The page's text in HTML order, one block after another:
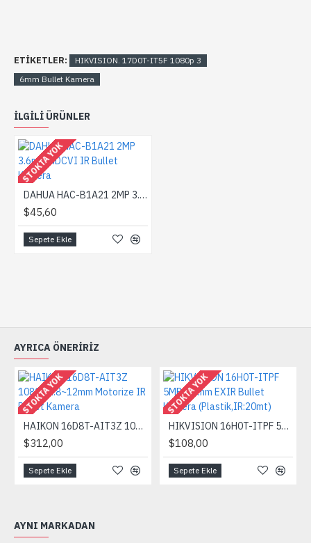
ETIKETLER:
HIKVISION. 17D0T-IT5F 1080p 3
6mm Bullet Kamera
ILGILI ÜRÜNLER
STOKTA YOK
DAHUA HAC-B1A21 2MP 3.6mm HDCVI IR Bullet Kamera
$45,60
Sepete Ekle
AYRICA ÖNERIRIZ
STOKTA YOK
HAIKON 16D8T-AIT3Z 1080p 2.8~12mm Motorize IR Bullet Kamera
$312,00
Sepete Ekle
STOKTA YOK
HIKVISION 16H0T-ITPF 5MP 3,6mm EXIR Bullet Kamera (Plastik,IR:20mt)
$108,00
Sepete Ekle
AYNI MARKADAN